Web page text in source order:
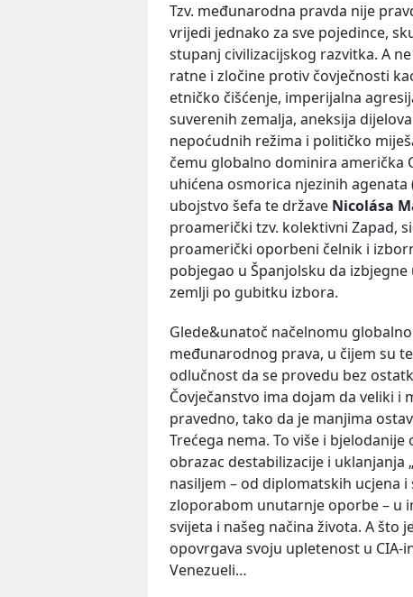
Tzv. međunarodna pravda nije
vrijedi jednako za sve pojedince,
stupanj civilizacijskog razvitka. A
ratne i zločine protiv čovječnosti
etničko čišćenje, imperijalna
suverenih zemalja, aneksija
nepoćudnih režima i političko
čemu globalno dominira američka
uhićena osmorica njezinih
ubojstvo šefa te države Nicolása
proamerički tzv. kolektivni Zapad,
proamerički oporbeni čelnik i
pobjegao u Španjolsku da
zemlji po gubitku izbora.
Glede&unatoč načelnomu
međunarodnog prava, u čijem su
odlučnost da se provedu bez
Čovječanstvo ima dojam da veliki
pravedno, tako da je manjima
Trećega nema. To više i
obrazac destabilizacije i
nasiljem – od diplomatskih ucjena
zloporabom unutarnje oporbe – u
svijeta i našeg načina života. A što
opovrgava svoju upletenost u
Venezueli…